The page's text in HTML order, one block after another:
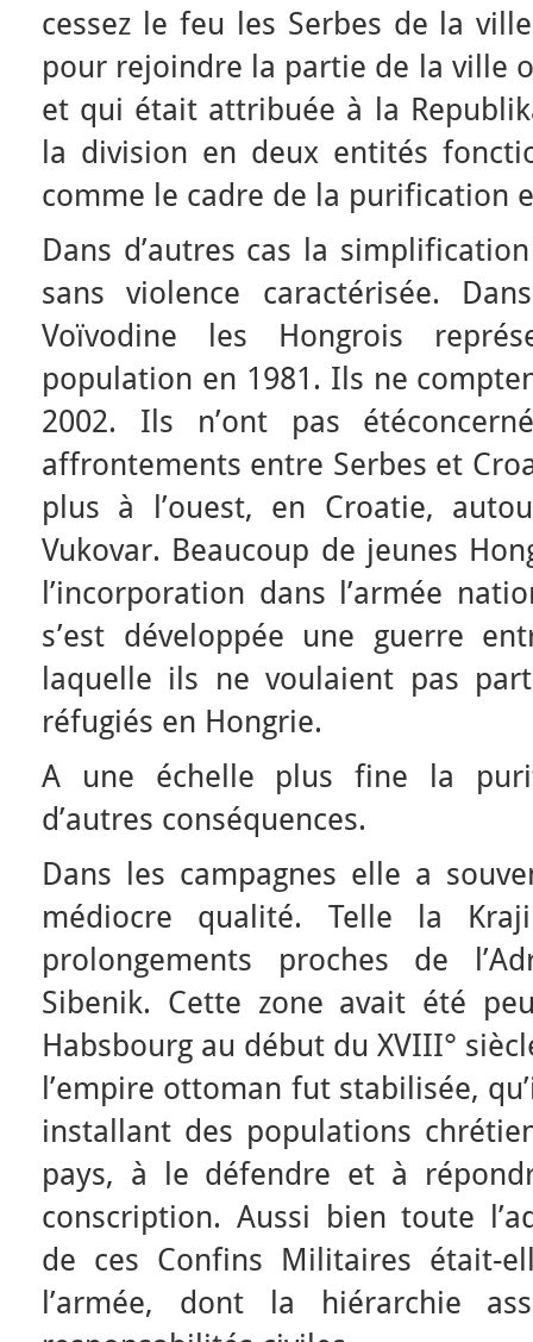
cessez le feu les Serbes de la
pour rejoindre la partie de la ville
et qui était attribuée à la
la division en deux entités
comme le cadre de la purification
Dans d’autres cas la
sans violence caractérisée.
Voïvodine les Hongrois
population en 1981. Ils ne
2002. Ils n’ont pas
affrontements entre Serbes et
plus à l’ouest, en Croatie,
Vukovar. Beaucoup de jeunes
l’incorporation dans l’armée
s’est développée une guerre
laquelle ils ne voulaient pas
réfugiés en Hongrie.
A une échelle plus fine la
d’autres conséquences.
Dans les campagnes elle a
médiocre qualité. Telle la
prolongements proches de
Sibenik. Cette zone avait été
Habsbourg au début du XVIII°
l’empire ottoman fut stabilisée,
installant des populations
pays, à le défendre et à
conscription. Aussi bien toute
de ces Confins Militaires était-
l’armée, dont la hiérarchie